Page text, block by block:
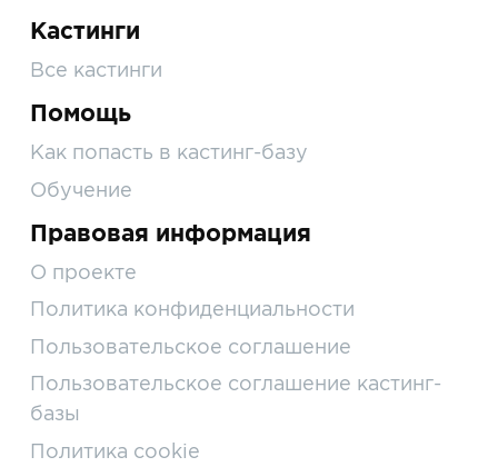
Кастинги
Все кастинги
Помощь
Как попасть в кастинг-базу
Обучение
Правовая информация
О проекте
Политика конфиденциальности
Пользовательское соглашение
Пользовательское соглашение кастинг-
базы
Политика cookie